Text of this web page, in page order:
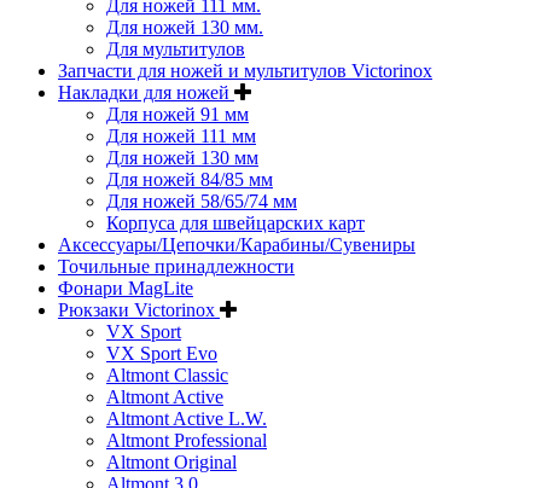
Для ножей 111 мм.
Для ножей 130 мм.
Для мультитулов
Запчасти для ножей и мультитулов Victorinox
Накладки для ножей
Для ножей 91 мм
Для ножей 111 мм
Для ножей 130 мм
Для ножей 84/85 мм
Для ножей 58/65/74 мм
Корпуса для швейцарских карт
Аксессуары/Цепочки/Карабины/Сувениры
Точильные принадлежности
Фонари MagLite
Рюкзаки Victorinox
VX Sport
VX Sport Evo
Altmont Classic
Altmont Active
Altmont Active L.W.
Altmont Professional
Altmont Original
Altmont 3.0